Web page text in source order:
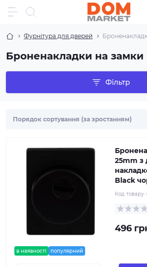
Фурнітура для дверей
Броненакладки на замки
Фільтр
в наявності популярний
25mm з
Black
Код товару:
496